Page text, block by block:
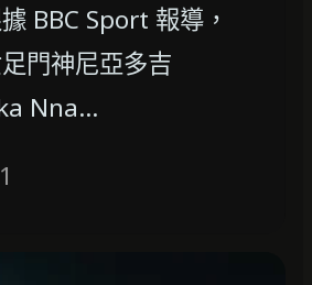
BBC Sport 報導，
門神尼亞多吉
Nna…